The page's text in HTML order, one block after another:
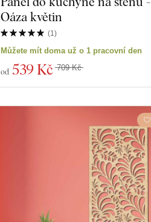
Oáza květin
(1)
Můžete mít doma už o 1 pracovní den
od 539 Kč 709 Kč